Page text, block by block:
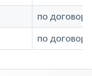
по
по